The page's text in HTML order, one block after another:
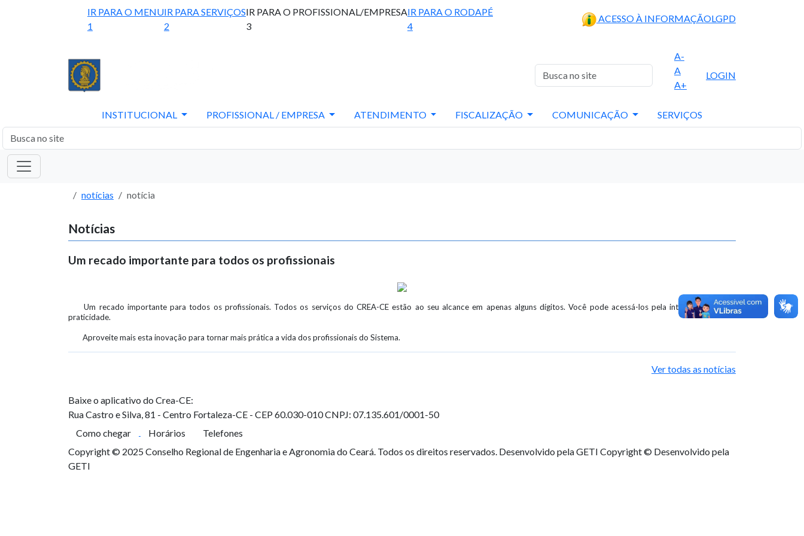
IR PARA O MENU
1
IR PARA SERVIÇOS
2
IR PARA O PROFISSIONAL/EMPRESA
3
IR PARA O RODAPÉ
4
ACESSO À INFORMAÇÃOLGPD
A-
A
A+
LOGIN
INSTITUCIONAL PROFISSIONAL / EMPRESA ATENDIMENTO FISCALIZAÇÃO COMUNICAÇÃO SERVIÇOS
notícias notícia
Notícias
Um recado importante para todos os profissionais
Um recado importante para todos os profissionais. Todos os serviços do CREA-CE estão ao seu alcance em apenas alguns dígitos. Você pode acessá-los pela internet com toda
praticidade.
Aproveite mais esta inovação para tornar mais prática a vida dos profissionais do Sistema.
Ver todas as notícias
Baixe o aplicativo do Crea-CE:
Rua Castro e Silva, 81 - Centro Fortaleza-CE - CEP 60.030-010CNPJ: 07.135.601/0001-50
Como chegar
Horários
Telefones
Copyright © 2025 Conselho Regional de Engenharia e Agronomia do Ceará. Todos os direitos reservados. Desenvolvido pela GETI Copyright © Desenvolvido pela
GETI